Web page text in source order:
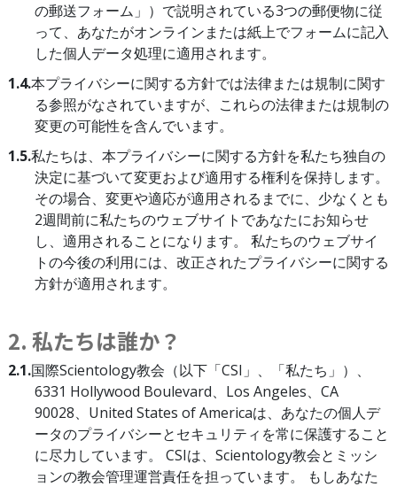
の郵送フォーム」）で説明されている3つの郵便物に従
って、あなたがオンラインまたは紙上でフォームに記入
した個人データ処理に適用されます。
1.4.本プライバシーに関する方針では法律または規制に関す
る参照がなされていますが、これらの法律または規制の
変更の可能性を含んでいます。
1.5.私たちは、本プライバシーに関する方針を私たち独自の
決定に基づいて変更および適用する権利を保持します。
その場合、変更や適応が適用されるまでに、少なくとも
2週間前に私たちのウェブサイトであなたにお知らせ
し、適用されることになります。 私たちのウェブサイ
トの今後の利用には、改正されたプライバシーに関する
方針が適用されます。
2. 私たちは誰か？
2.1.国際Scientology教会（以下「CSI」、「私たち」）、
6331 Hollywood Boulevard、Los Angeles、CA
90028、United States of Americaは、あなたの個人デ
ータのプライバシーとセキュリティを常に保護すること
に尽力しています。 CSIは、Scientology教会とミッシ
ョンの教会管理運営責任を担っています。 もしあなた